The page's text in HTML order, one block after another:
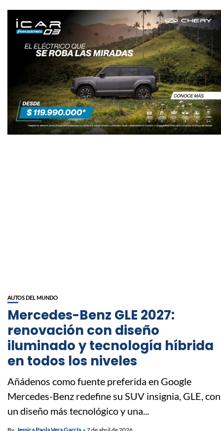
AUTOS DEL MUNDO
Mercedes-Benz GLE 2027:
renovación con diseño
iluminado y tecnología híbrida
en todos los niveles
Añádenos como fuente preferida en Google
Mercedes-Benz redefine su SUV insignia, GLE, con
un diseño más tecnológico y una...